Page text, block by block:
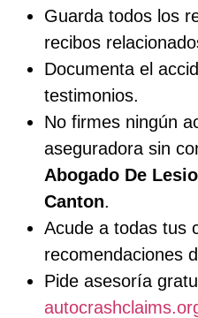
Guarda todos los
recibos
Documenta el
testimonios.
No firmes ningún
aseguradora sin
Abogado De
Canton.
Acude a todas tus
recomendaciones
Pide asesoría